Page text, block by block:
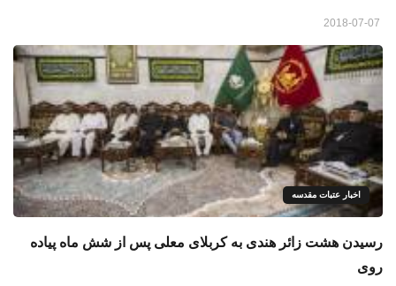
اخبار عتبات مقدسه
رسیدن هشت زائر هندی به کربلای معلی پس از شش ماه پیاده
روی